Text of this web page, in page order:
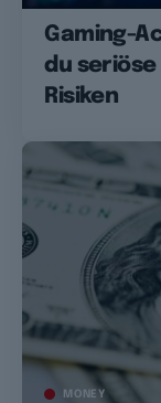
Gaming-
du
Risiken
MONEY